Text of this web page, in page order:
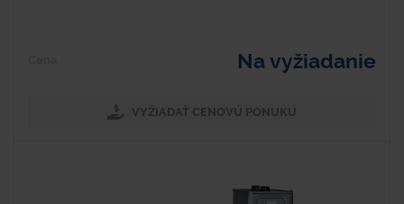
Na vyžiadanie
VYŽIADAŤ CENOVÚ PONUKU